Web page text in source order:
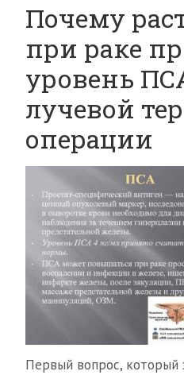
Почему
при раке
уровень
лучевой
операции
Первый вопрос, который